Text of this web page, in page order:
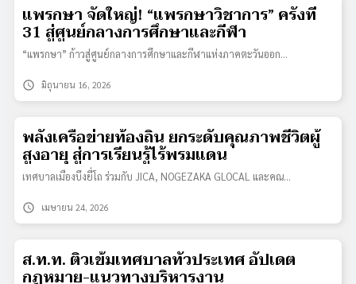
แพรกษา จัดใหญ่! “แพรกษาวิชาการ” ครั้งที่
31 สู่ศูนย์กลางการศึกษาและกีฬา
“แพรกษา” ก้าวสู่ศูนย์กลางการศึกษาและกีฬาแห่งภาคตะวันออก…
schedule มิถุนายน 16, 2026
พลังเครือข่ายท้องถิ่น ยกระดับคุณภาพชีวิตผู้
สูงอายุ สู่การเรียนรู้ไร้พรมแดน
เทศบาลเมืองบึงยี่โถ ร่วมกับ JICA, NOGEZAKA GLOCAL และคณ…
schedule เมษายน 24, 2026
ส.ท.ท. ติวเข้มเทศบาลทั่วประเทศ อัปเดต
กฎหมาย-แนวทางบริหารงาน